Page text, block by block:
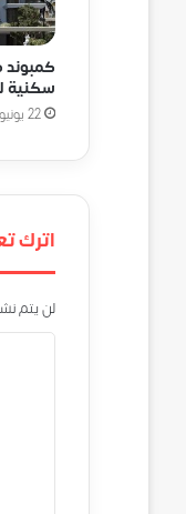
كمبوند
سكنية
22 يونيو، 2024
اترك
لن يتم